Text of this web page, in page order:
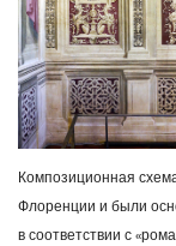
Композиционная
Флоренции и были
в соответствии с